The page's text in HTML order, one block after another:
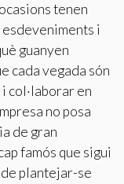
tenen
i
guanyen
cada vegada són
col·laborar en
no posa
de gran
famós que sigui
plantejar-se